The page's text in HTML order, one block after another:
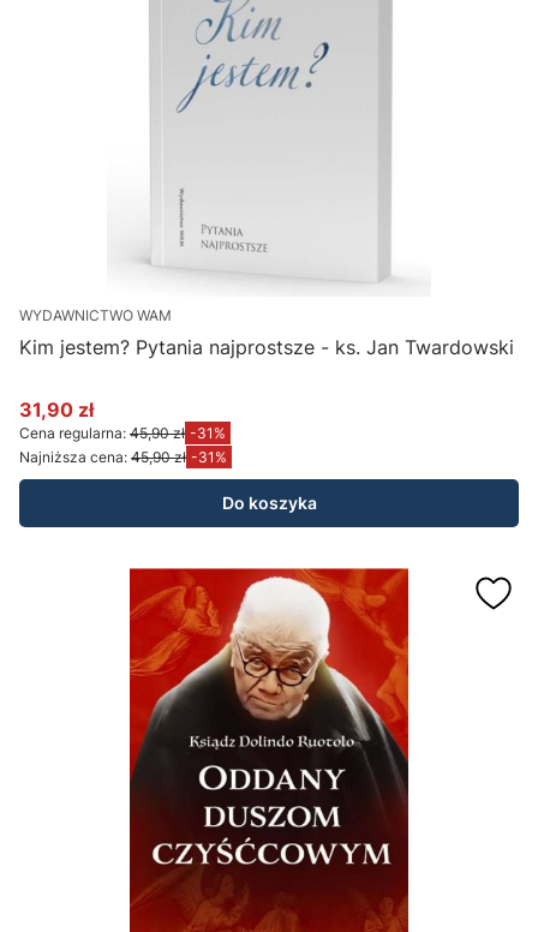
WYDAWNICTWO WAM
Kim jestem? Pytania najprostsze - ks. Jan Twardowski
Cena promocyjna
31,90 zł
Cena regularna: 45,90 zł -31%
Najniższa cena: 45,90 zł -31%
Do koszyka